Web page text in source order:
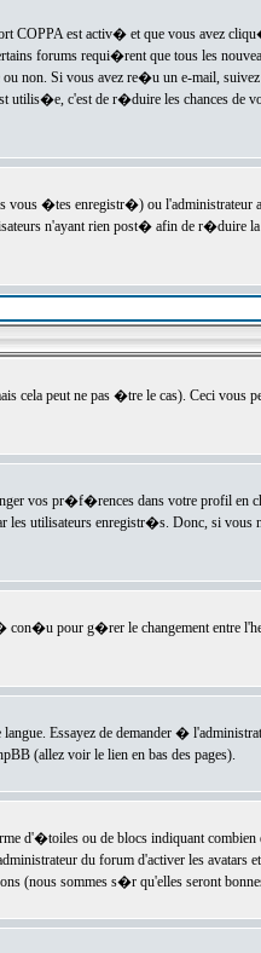
COPPA est activ� et que vous avez
forums requi�rent que tous les
non. Si vous avez re�u un e-mail,
utilis�e, c'est de r�duire les chances de
�tes enregistr�) ou l'administrateur
n'ayant rien post� afin de r�duire la
cela peut ne pas �tre le cas). Ceci vous
vos pr�f�rences dans votre profil en
les utilisateurs enregistr�s. Donc, si
pour g�rer le changement entre
Essayez de demander �
(allez voir le lien en bas des pages).
d'�toiles ou de blocs indiquant combien
du forum d'activer les avatars
(nous sommes s�r qu'elles seront